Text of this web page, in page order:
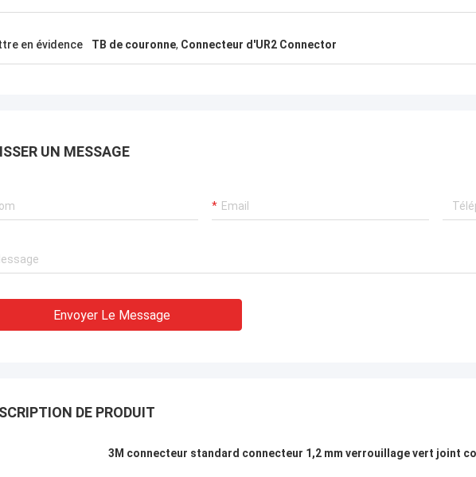
très expérimenté ! !
en évidence TB de couronne, Connecteur d'UR2 Connector
UN MESSAGE
Envoyer Le Message
DE PRODUIT
3M connecteur standard connecteur 1,2 mm verrouillage vert joint